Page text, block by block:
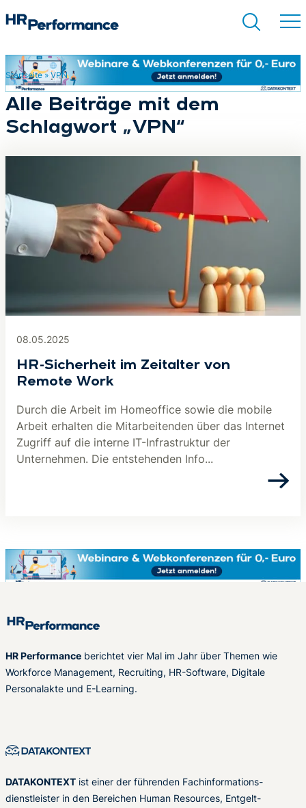
Suchen
Startseite» VPN
Alle Beiträge mit dem
Schlagwort „VPN“
08.05.2025
HR-Sicherheit im Zeitalter von
Remote Work
Durch die Arbeit im Homeoffice sowie die mobile
Arbeit erhalten die Mitarbeitenden über das Internet
Zugriff auf die interne IT-Infrastruktur der
Unternehmen. Die entstehenden Info...
HR Performance berichtet vier Mal im Jahr über Themen wie
Workforce Management, Recruiting, HR-Software, Digitale
Personalakte und E-Learning.
DATAKONTEXT ist einer der führenden Fachinformations-
dienstleister in den Bereichen Human Resources, Entgelt-